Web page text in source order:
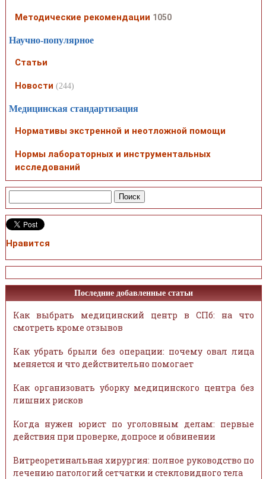
Методические рекомендации 1050
Научно-популярное
Статьи
Новости (244)
Медицинская стандартизация
Нормативы экстренной и неотложной помощи
Нормы лабораторных и инструментальных
исследований
Нравится
Последние добавленные статьи
Как выбрать медицинский центр в СПб: на что
смотреть кроме отзывов
Как убрать брыли без операции: почему овал лица
меняется и что действительно помогает
Как организовать уборку медицинского центра без
лишних рисков
Когда нужен юрист по уголовным делам: первые
действия при проверке, допросе и обвинении
Витреоретинальная хирургия: полное руководство по
лечению патологий сетчатки и стекловидного тела